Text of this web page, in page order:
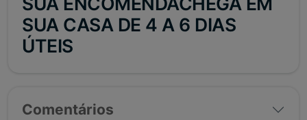
SUA CASA DE 4 A 6 DIAS
ÚTEIS
Comentários